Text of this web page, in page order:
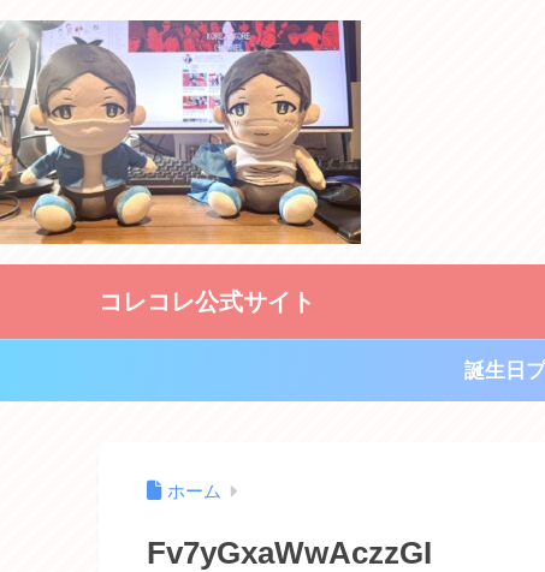
コレコレ公式サイト
誕生日
ホーム
Fv7yGxaWwAczzGI